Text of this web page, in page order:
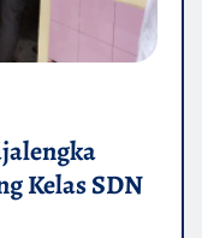
Kelas SDN